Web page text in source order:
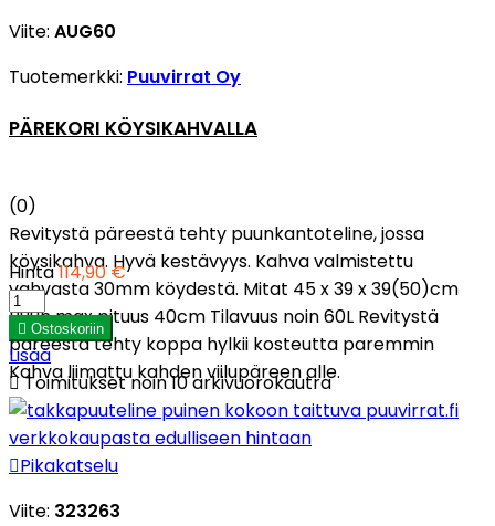
Viite: AUG60
Tuotemerkki: Puuvirrat Oy
PÄREKORI KÖYSIKAHVALLA
(0)
Revitystä päreestä tehty puunkantoteline, jossa
köysikahva. Hyvä kestävyys. Kahva valmistettu
vahvasta 30mm köydestä. Mitat 45 x 39 x 39(50)cm
Puun max pituus 40cm Tilavuus noin 60L Revitystä
päreestä tehty koppa hylkii kosteutta paremmin
Kahva liimattu kahden viilupäreen alle.
Hinta114,90 €
 Ostoskoriin
Lisää
Toimitukset noin 10 arkivuorokautra
Pikakatselu
Viite: 323263